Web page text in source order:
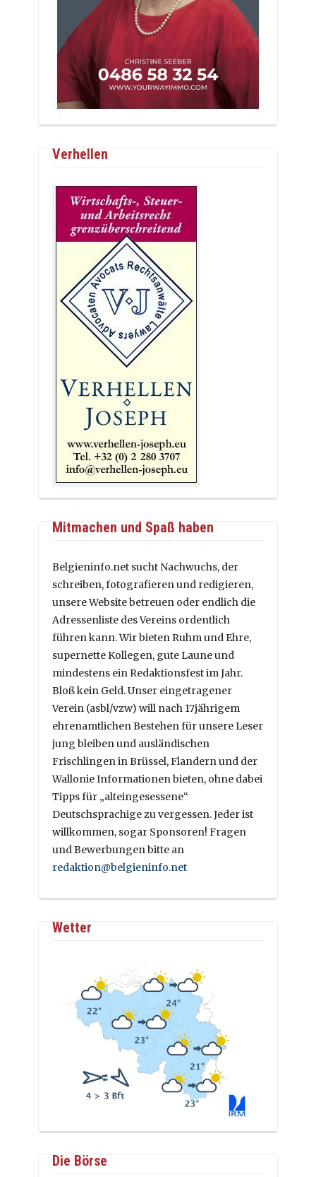
Verhellen
Mitmachen und Spaß haben
Belgieninfo.net sucht Nachwuchs, der
schreiben, fotografieren und redigieren,
unsere Website betreuen oder endlich die
Adressenliste des Vereins ordentlich
führen kann. Wir bieten Ruhm und Ehre,
supernette Kollegen, gute Laune und
mindestens ein Redaktionsfest im Jahr.
Bloß kein Geld. Unser eingetragener
Verein (asbl/vzw) will nach 17jährigem
ehrenamtlichen Bestehen für unsere Leser
jung bleiben und ausländischen
Frischlingen in Brüssel, Flandern und der
Wallonie Informationen bieten, ohne dabei
Tipps für „alteingesessene“
Deutschsprachige zu vergessen. Jeder ist
willkommen, sogar Sponsoren! Fragen
und Bewerbungen bitte an
redaktion@belgieninfo.net
Wetter
Die Börse